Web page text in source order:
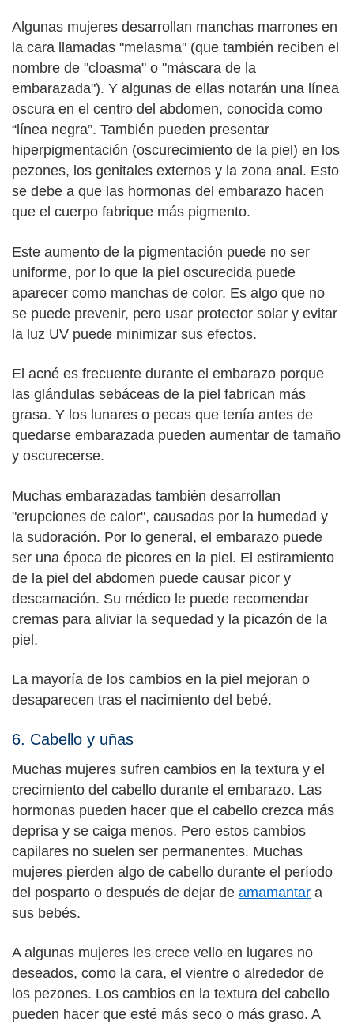
Algunas mujeres desarrollan manchas marrones en
la cara llamadas "melasma" (que también reciben el
nombre de "cloasma" o "máscara de la
embarazada"). Y algunas de ellas notarán una línea
oscura en el centro del abdomen, conocida como
“línea negra”. También pueden presentar
hiperpigmentación (oscurecimiento de la piel) en los
pezones, los genitales externos y la zona anal. Esto
se debe a que las hormonas del embarazo hacen
que el cuerpo fabrique más pigmento.
Este aumento de la pigmentación puede no ser
uniforme, por lo que la piel oscurecida puede
aparecer como manchas de color. Es algo que no
se puede prevenir, pero usar protector solar y evitar
la luz UV puede minimizar sus efectos.
El acné es frecuente durante el embarazo porque
las glándulas sebáceas de la piel fabrican más
grasa. Y los lunares o pecas que tenía antes de
quedarse embarazada pueden aumentar de tamaño
y oscurecerse.
Muchas embarazadas también desarrollan
"erupciones de calor", causadas por la humedad y
la sudoración. Por lo general, el embarazo puede
ser una época de picores en la piel. El estiramiento
de la piel del abdomen puede causar picor y
descamación. Su médico le puede recomendar
cremas para aliviar la sequedad y la picazón de la
piel.
La mayoría de los cambios en la piel mejoran o
desaparecen tras el nacimiento del bebé.
6. Cabello y uñas
Muchas mujeres sufren cambios en la textura y el
crecimiento del cabello durante el embarazo. Las
hormonas pueden hacer que el cabello crezca más
deprisa y se caiga menos. Pero estos cambios
capilares no suelen ser permanentes. Muchas
mujeres pierden algo de cabello durante el período
del posparto o después de dejar de amamantar a
sus bebés.
A algunas mujeres les crece vello en lugares no
deseados, como la cara, el vientre o alrededor de
los pezones. Los cambios en la textura del cabello
pueden hacer que esté más seco o más graso. A